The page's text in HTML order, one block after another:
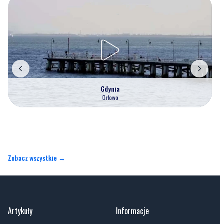
Gdynia
Orłowo
Artykuły
Sport
Informacje
Kontakt